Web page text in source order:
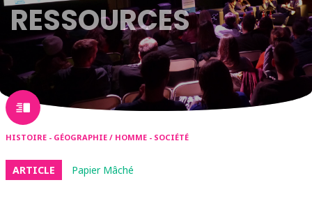
RESSOURCES
HISTOIRE - GÉOGRAPHIE / HOMME - SOCIÉTÉ
ARTICLE Papier Mâché